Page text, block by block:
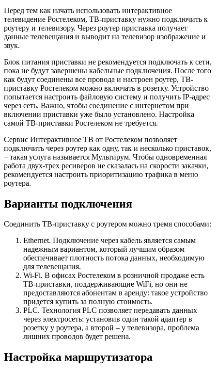
Перед тем как начать использовать интерактивное
телевидение Ростелеком, ТВ-приставку нужно подключить к
роутеру и телевизору. Через роутер приставка получает
данные телевещания и выводит на телевизор изображение и
звук.
Блок питания приставки не рекомендуется подключать к сети,
пока не будут завершены кабельные подключения. После того
как будут соединены все провода и настроен роутер, ТВ-
приставку Ростелеком можно включать в розетку. Устройство
попытается настроить файловую систему и получить IP-адрес
через сеть. Важно, чтобы соединение с интернетом при
включении приставки уже было установлено. Настройка
самой ТВ-приставки Ростелеком не требуется.
Сервис Интерактивное ТВ от Ростелеком позволяет
подключить через роутер как одну, так и несколько приставок,
– такая услуга называется Мультирум. Чтобы одновременная
работа двух-трех ресиверов не сказалась на скорости закачки,
рекомендуется настроить приоритизацию трафика в меню
роутера.
Варианты подключения
Соединить ТВ-приставку с роутером можно тремя способами:
Ethernet. Подключение через кабель является самым
надежным вариантом, который лучшим образом
обеспечивает плотность потока данных, необходимую
для телевещания.
Wi-Fi. В офисах Ростелеком в розничной продаже есть
ТВ-приставки, поддерживающие WiFi, но они не
предоставляются абонентам в аренду: такое устройство
придется купить за полную стоимость.
PLC. Технология PLC позволяет передавать данных
через электросеть: установив один такой адаптер в
розетку у роутера, а второй – у телевизора, проблема
лишних проводов будет решена.
Настройка маршрутизатора